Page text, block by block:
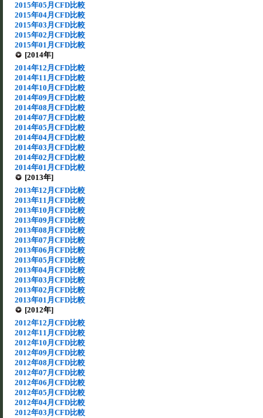
2015年05月CFD比較
2015年04月CFD比較
2015年03月CFD比較
2015年02月CFD比較
2015年01月CFD比較
[2014年]
2014年12月CFD比較
2014年11月CFD比較
2014年10月CFD比較
2014年09月CFD比較
2014年08月CFD比較
2014年07月CFD比較
2014年05月CFD比較
2014年04月CFD比較
2014年03月CFD比較
2014年02月CFD比較
2014年01月CFD比較
[2013年]
2013年12月CFD比較
2013年11月CFD比較
2013年10月CFD比較
2013年09月CFD比較
2013年08月CFD比較
2013年07月CFD比較
2013年06月CFD比較
2013年05月CFD比較
2013年04月CFD比較
2013年03月CFD比較
2013年02月CFD比較
2013年01月CFD比較
[2012年]
2012年12月CFD比較
2012年11月CFD比較
2012年10月CFD比較
2012年09月CFD比較
2012年08月CFD比較
2012年07月CFD比較
2012年06月CFD比較
2012年05月CFD比較
2012年04月CFD比較
2012年03月CFD比較